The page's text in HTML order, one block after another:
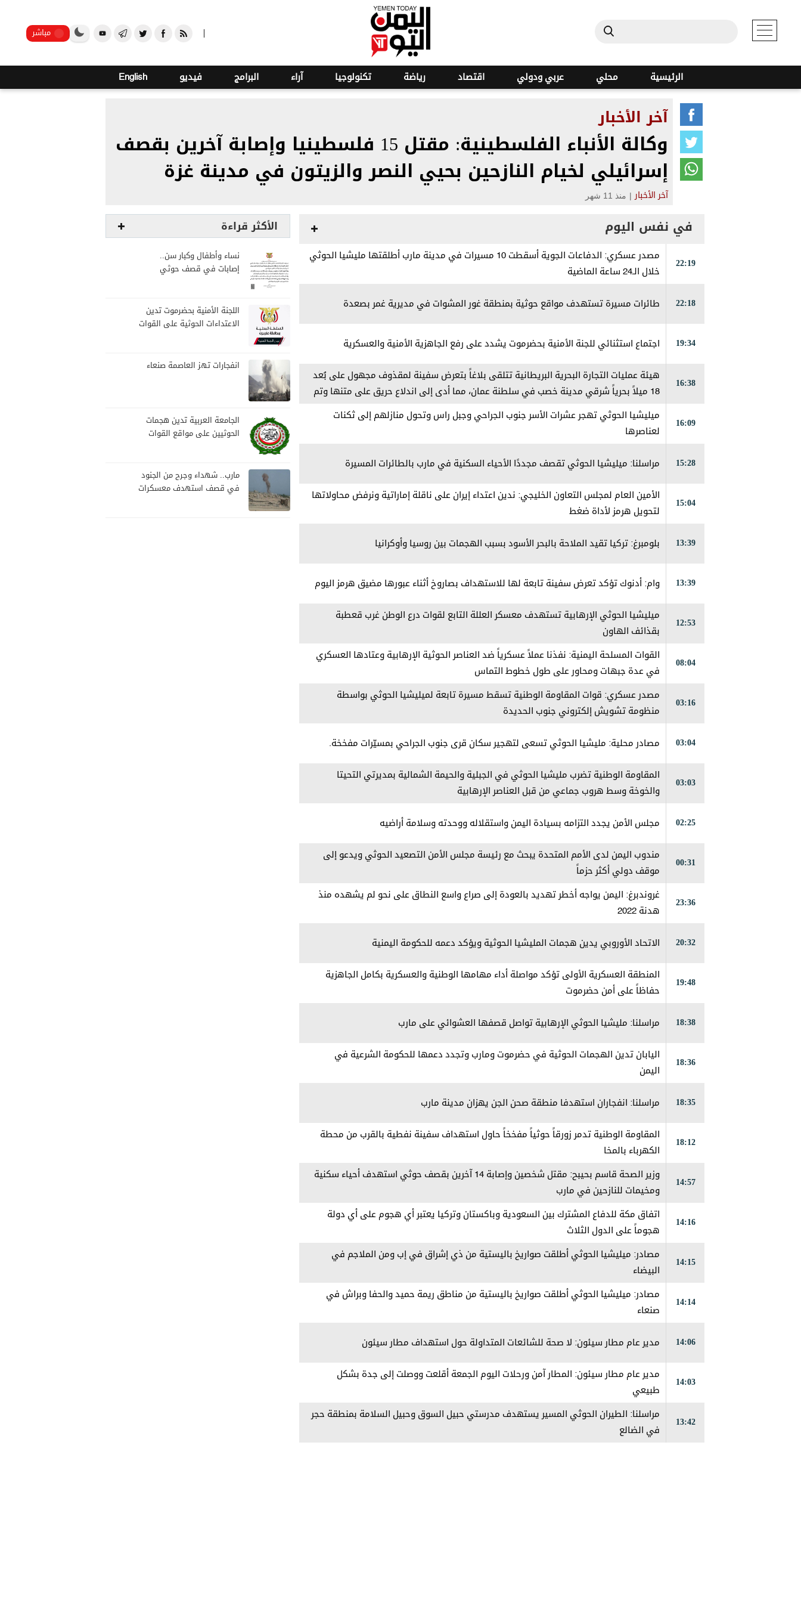
صنعاء مباشر
الرئيسية محلي عربي ودولي اقتصاد رياضة تكنولوجيا آراء البرامج فيديو English
آخر الأخبار
وكالة الأنباء الفلسطينية: مقتل 15 فلسطينيا وإصابة آخرين بقصف
إسرائيلي لخيام النازحين بحيي النصر والزيتون في مدينة غزة
آخر الأخبار | منذ 11 شهر
في نفس اليوم
22:19
مصدر عسكري: الدفاعات الجوية أسقطت 10 مسيرات في مدينة مارب أطلقتها مليشيا الحوثي
خلال الـ24 ساعة الماضية
22:18 طائرات مسيرة تستهدف مواقع حوثية بمنطقة غور المشوات في مديرية غمر بصعدة
19:34 اجتماع استثنائي للجنة الأمنية بحضرموت يشدد على رفع الجاهزية الأمنية والعسكرية
16:38
هيئة عمليات التجارة البحرية البريطانية تتلقى بلاغاً بتعرض سفينة لمقذوف مجهول على بُعد
18 ميلاً بحرياً شرقي مدينة خصب في سلطنة عمان، مما أدى إلى اندلاع حريق على متنها وتم
16:09
ميليشيا الحوثي تهجر عشرات الأسر جنوب الجراحي وجبل راس وتحول منازلهم إلى ثكنات
لعناصرها
15:28 مراسلنا: ميليشيا الحوثي تقصف مجددًا الأحياء السكنية في مارب بالطائرات المسيرة
15:04
الأمين العام لمجلس التعاون الخليجي: ندين اعتداء إيران على ناقلة إماراتية ونرفض محاولاتها
لتحويل هرمز لأداة ضغط
13:39 بلومبرغ: تركيا تقيد الملاحة بالبحر الأسود بسبب الهجمات بين روسيا وأوكرانيا
13:39 وام: أدنوك تؤكد تعرض سفينة تابعة لها للاستهداف بصاروخ أثناء عبورها مضيق هرمز اليوم
12:53
ميليشيا الحوثي الإرهابية تستهدف معسكر العللة التابع لقوات درع الوطن غرب قعطبة
بقذائف الهاون
08:04
القوات المسلحة اليمنية: نفذنا عملاً عسكرياً ضد العناصر الحوثية الإرهابية وعتادها العسكري
في عدة جبهات ومحاور على طول خطوط التماس
03:16
مصدر عسكري: قوات المقاومة الوطنية تسقط مسيرة تابعة لميليشيا الحوثي بواسطة
منظومة تشويش إلكتروني جنوب الحديدة
03:04 مصادر محلية: مليشيا الحوثي تسعى لتهجير سكان قرى جنوب الجراحي بمسيّرات مفخخة.
03:03
المقاومة الوطنية تضرب مليشيا الحوثي في الجبلية والحيمة الشمالية بمديرتي التحيتا
والخوخة وسط هروب جماعي من قبل العناصر الإرهابية
02:25 مجلس الأمن يجدد التزامه بسيادة اليمن واستقلاله ووحدته وسلامة أراضيه
00:31
مندوب اليمن لدى الأمم المتحدة يبحث مع رئيسة مجلس الأمن التصعيد الحوثي ويدعو إلى
موقف دولي أكثر حزماً
23:36
غروندبرغ: اليمن يواجه أخطر تهديد بالعودة إلى صراع واسع النطاق على نحو لم يشهده منذ
هدنة 2022
20:32 الاتحاد الأوروبي يدين هجمات المليشيا الحوثية ويؤكد دعمه للحكومة اليمنية
19:48
المنطقة العسكرية الأولى تؤكد مواصلة أداء مهامها الوطنية والعسكرية بكامل الجاهزية
حفاظاً على أمن حضرموت
18:38 مراسلنا: مليشيا الحوثي الإرهابية تواصل قصفها العشوائي على مارب
18:36
اليابان تدين الهجمات الحوثية في حضرموت ومارب وتجدد دعمها للحكومة الشرعية في
اليمن
18:35 مراسلنا: انفجاران استهدفا منطقة صحن الجن يهزان مدينة مارب
18:12
المقاومة الوطنية تدمر زورقاً حوثياً مفخخاً حاول استهداف سفينة نفطية بالقرب من محطة
الكهرباء بالمخا
14:57
وزير الصحة قاسم بحيبح: مقتل شخصين وإصابة 14 آخرين بقصف حوثي استهدف أحياء سكنية
ومخيمات للنازحين في مارب
14:16
اتفاق مكة للدفاع المشترك بين السعودية وباكستان وتركيا يعتبر ‏أي هجوم على أي دولة
هجوماً على الدول الثلاث
14:15
مصادر: ميليشيا الحوثي أطلقت صواريخ باليستية من ذي إشراق في إب ومن الملاجم في
البيضاء
14:14
مصادر: ميليشيا الحوثي أطلقت صواريخ باليستية من مناطق ريمة حميد والحفا وبراش في
صنعاء
14:06 مدير عام مطار سيئون: لا صحة للشائعات المتداولة حول استهداف مطار سيئون
14:03
مدير عام مطار سيئون: المطار آمن ورحلات اليوم الجمعة أقلعت ووصلت إلى جدة بشكل
طبيعي
13:42
مراسلنا: الطيران الحوثي المسير يستهدف مدرستي حبيل السوق وحبيل السلامة بمنطقة حجر
في الضالع
الأكثر قراءة
نساء وأطفال وكبار سن..
إصابات في قصف حوثي
اللجنة الأمنية بحضرموت تدين
الاعتداءات الحوثية على القوات
انفجارات تهز العاصمة صنعاء
الجامعة العربية تدين هجمات
الحوثيين على مواقع القوات
مارب.. شهداء وجرح من الجنود
في قصف استهدف معسكرات